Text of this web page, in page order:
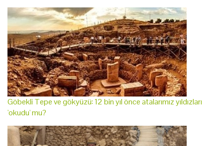
Göbekli Tepe ve gökyüzü: 12 bin yıl önce atalarımız yıldızları
'okudu' mu?